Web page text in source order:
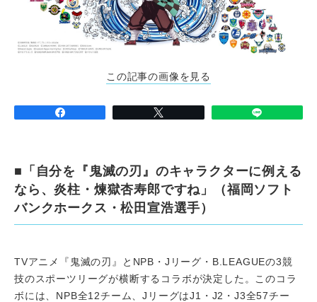
この記事の画像を見る
■「自分を『鬼滅の刃』のキャラクターに例える
なら、炎柱・煉獄杏寿郎ですね」（福岡ソフト
バンクホークス・松田宣浩選手）
TVアニメ『鬼滅の刃』とNPB・Jリーグ・B.LEAGUEの3競
技のスポーツリーグが横断するコラボが決定した。このコラ
ボには、NPB全12チーム、JリーグはJ1・J2・J3全57チー